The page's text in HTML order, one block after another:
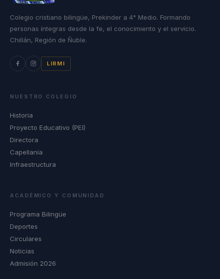
Colegio cristiano bilingüe, Prekinder a 4° Medio. Formando
personas íntegras desde la fe, el conocimiento y el servicio.
Chillán, Región de Ñuble.
LIRMI
NUESTRO COLEGIO
Historia
Proyecto Educativo (PEI)
Directora
Capellanía
Infraestructura
ACADÉMICO Y COMUNIDAD
Programa Bilingüe
Deportes
Circulares
Noticias
Admisión 2026